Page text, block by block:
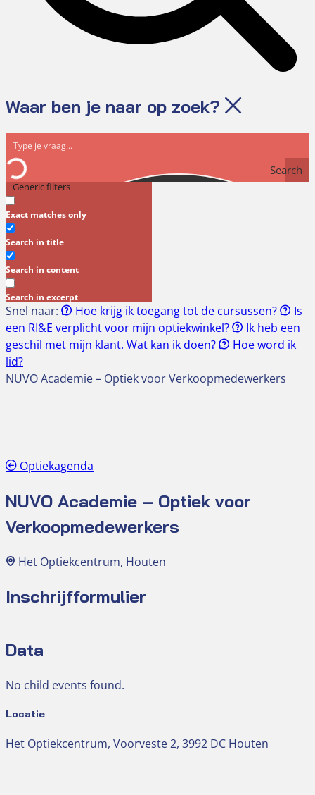
Waar ben je naar op zoek?
Search
Generic filters
Exact matches only
Search in title
Search in content
Search in excerpt
Snel naar: Hoe krijg ik toegang tot de cursussen?
Is
een RI&E verplicht voor mijn optiekwinkel?
Ik heb een
geschil met mijn klant. Wat kan ik doen?
Hoe word ik
lid?
NUVO Academie – Optiek voor Verkoopmedewerkers
Optiekagenda
NUVO Academie – Optiek voor
Verkoopmedewerkers
Het Optiekcentrum, Houten
Inschrijfformulier
Data
No child events found.
Locatie
Het Optiekcentrum, Voorveste 2, 3992 DC Houten